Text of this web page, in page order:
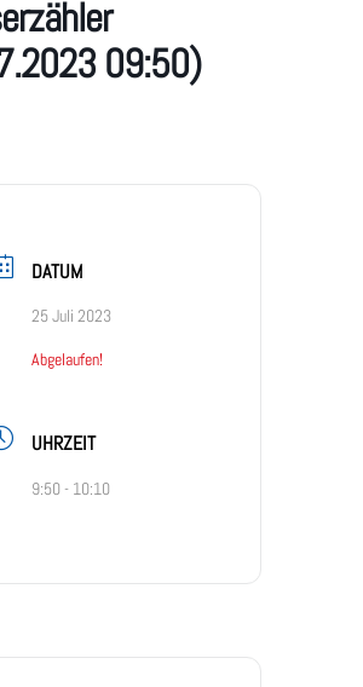
09:50)
DATUM
25 Juli 2023
Abgelaufen!
UHRZEIT
9:50 - 10:10